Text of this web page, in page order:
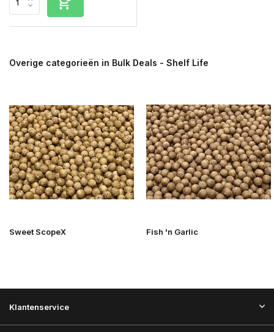
Overige categorieën in Bulk Deals - Shelf Life
Sweet ScopeX Fish 'n Garlic
Klantenservice